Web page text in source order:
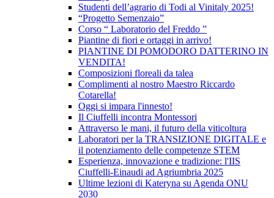
Studenti dell’agrario di Todi al Vinitaly 2025!
“Progetto Semenzaio”
Corso “ Laboratorio del Freddo ”
Piantine di fiori e ortaggi in arrivo!
PIANTINE DI POMODORO DATTERINO IN
VENDITA!
Composizioni floreali da talea
Complimenti al nostro Maestro Riccardo
Cotarella!
Oggi si impara l'innesto!
Il Ciuffelli incontra Montessori
Attraverso le mani, il futuro della viticoltura
Laboratori per la TRANSIZIONE DIGITALE e
il potenziamento delle competenze STEM
Esperienza, innovazione e tradizione: l'IIS
Ciuffelli-Einaudi ad Agriumbria 2025
Ultime lezioni di Kateryna su Agenda ONU
2030